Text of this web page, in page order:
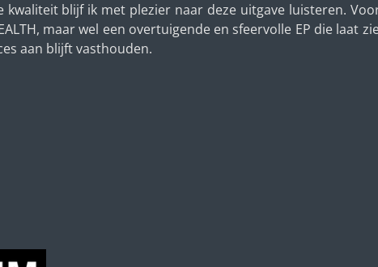
kwaliteit blijf ik met plezier naar deze uitgave luisteren.
maar wel een overtuigende en sfeervolle EP die laat
aan blijft vasthouden.